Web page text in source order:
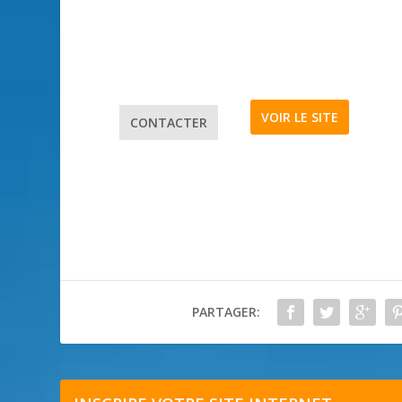
CONTACTER VOIR LE SITE
PARTAGER: